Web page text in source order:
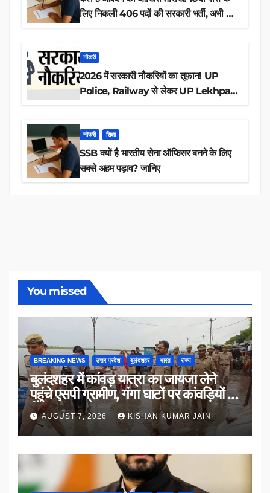
लिए निकली 406 पदों की सरकारी भर्ती, अभी करें
नौकरी
2026 में सरकारी नौकरियों का तूफान! UP
Police, Railway से लेकर UP Lekhpal
नौकरी शिक्षा
SSB क्यों है भारतीय सेना ऑफिसर बनने के लिए
सबसे अहम पड़ाव? जानिए
You missed
BREAKING NEWS उत्तर प्रदेश बुलंदशहर भारत राज्य
बुलंदशहर में कांवड़ यात्रा का जायजा लेने
पहुंचे एसपी ग्रामीण, गंगा घाटों पर कांवड़ियों से
किया संवाद
AUGUST 7, 2026 KISHAN KUMAR JAIN